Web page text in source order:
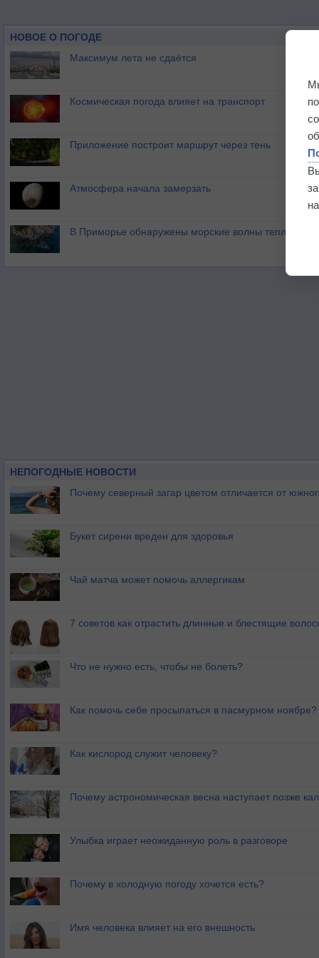
НОВОЕ О ПОГОДЕ
Максимум лета не сдаётся
Космическая погода влияет на транспорт
Приложение построит маршрут через тень
Атмосфера начала замерзать
В Приморье обнаружены морские волны тепла
НЕПОГОДНЫЕ НОВОСТИ
Почему северный загар цветом отличается от
Букет сирени вреден для здоровья
Чай матча может помочь аллергикам
7 советов как отрастить длинные и блестящие
Что не нужно есть, чтобы не болеть?
Как помочь себе просыпаться в пасмурном ноябре?
Как кислород служит человеку?
Почему астрономическая весна наступает позже
Улыбка играет неожиданную роль в разговоре
Почему в холодную погоду хочется есть?
Имя человека влияет на его внешность